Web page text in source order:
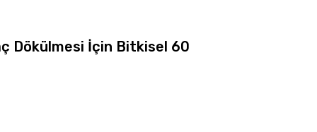
Dökülmesi İçin Bitkisel 60